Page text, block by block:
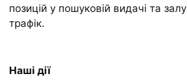
позицій у пошуковій видачі та
трафік.
Наші дії